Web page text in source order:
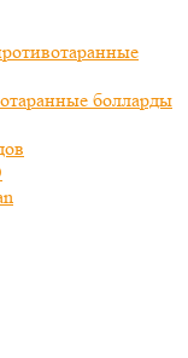
болларды